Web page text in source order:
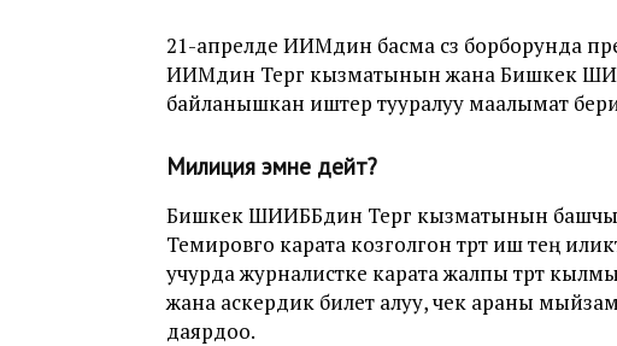
21-апрелде ИИМдин басма сөз борборунда
ИИМдин Тергөө кызматынын жана Бишкек
байланышкан иштер тууралуу маалымат
Милиция эмне дейт?
Бишкек ШИИББдин Тергөө кызматынын
Темировго карата козголгон төрт иш тең
учурда журналистке карата жалпы төрт
жана аскердик билет алуу, чек араны
даярдоо.